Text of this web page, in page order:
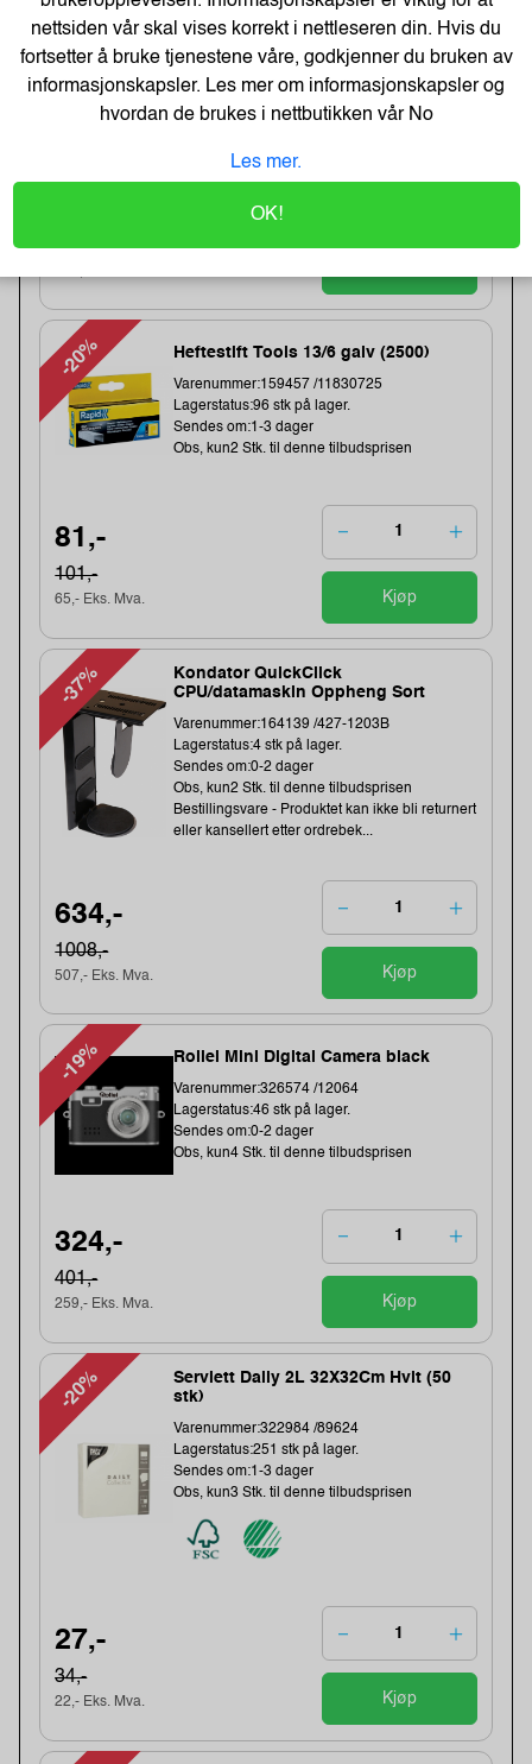
Varenummer:240538 /BDL7J000102058
Sendes om:0-2 dager
Obs, kun2 Stk. til denne tilbudsprisen
Bestillingsvare - Produktet kan ikke bli returnert
1283,-
-20% Heftestift Tools 13/6 galv (2500)
Varenummer:159457 /11830725
Lagerstatus:96 stk på lager.
Sendes om:1-3 dager
Obs, kun2 Stk. til denne tilbudsprisen
81,-
101,-
65,- Eks. Mva. Kjøp
-37%
Kondator QuickClick
CPU/datamaskin Oppheng Sort
Varenummer:164139 /427-1203B
Lagerstatus:4 stk på lager.
Sendes om:0-2 dager
Obs, kun2 Stk. til denne tilbudsprisen
Bestillingsvare - Produktet kan ikke bli returnert
eller kansellert etter ordrebek...
634,-
1008,-
507,- Eks. Mva. Kjøp
-19% Rollei Mini Digital Camera black
Varenummer:326574 /12064
Lagerstatus:46 stk på lager.
Sendes om:0-2 dager
Obs, kun4 Stk. til denne tilbudsprisen
324,-
401,-
259,- Eks. Mva. Kjøp
-20%
Serviett Daily 2L 32X32Cm Hvit (50
stk)
Varenummer:322984 /89624
Lagerstatus:251 stk på lager.
Sendes om:1-3 dager
Obs, kun3 Stk. til denne tilbudsprisen
27,-
34,-
22,- Eks. Mva. Kjøp
nettsiden vår skal vises korrekt i nettleseren din. Hvis du
fortsetter å bruke tjenestene våre, godkjenner du bruken av
informasjonskapsler. Les mer om informasjonskapsler og
hvordan de brukes i nettbutikken vårNo
Les mer.
OK!